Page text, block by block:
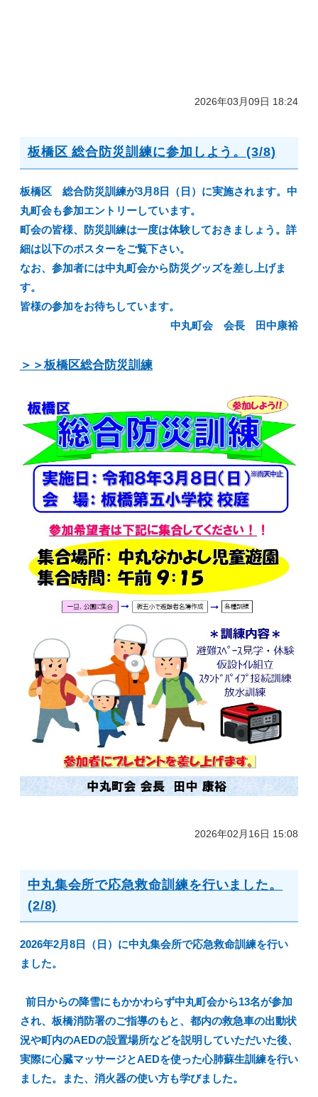
2026年03月09日 18:24
板橋区 総合防災訓練に参加しよう。(3/8)
板橋区 総合防災訓練が3月8日（日）に実施されます。中
丸町会も参加エントリーしています。
町会の皆様、防災訓練は一度は体験しておきましょう。詳
細は以下のポスターをご覧下さい。
なお、参加者には中丸町会から防災グッズを差し上げま
す。
皆様の参加をお待ちしています。
中丸町会 会長 田中康裕
＞＞板橋区総合防災訓練
2026年02月16日 15:08
中丸集会所で応急救命訓練を行いました。
(2/8)
2026年2月8日（日）に中丸集会所で応急救命訓練を行い
ました。
前日からの降雪にもかかわらず中丸町会から13名が参加
され、板橋消防署のご指導のもと、都内の救急車の出動状
況や町内のAEDの設置場所などを説明していただいた後、
実際に心臓マッサージとAEDを使った心肺蘇生訓練を行い
ました。また、消火器の使い方も学びました。